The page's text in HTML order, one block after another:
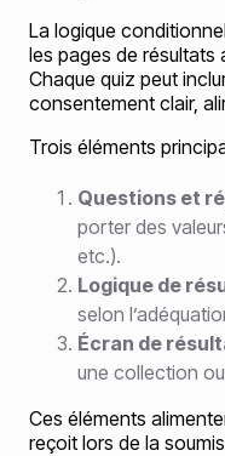
La logique
les pages de
Chaque quiz peut
consentement clair,
Trois éléments
Questions et
porter des
etc.).
Logique de
selon
Écran de
une collection
Ces éléments
reçoit lors de la